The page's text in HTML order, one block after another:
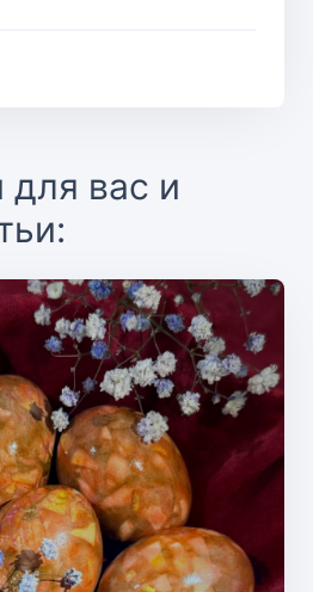
вас и